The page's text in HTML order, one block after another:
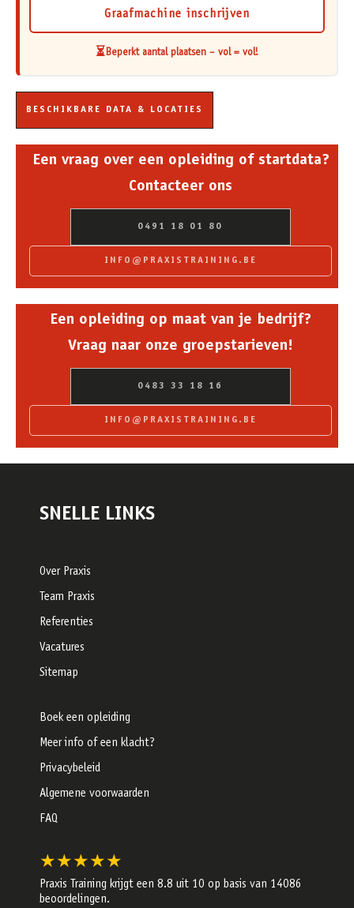
Graafmachine inschrijven
⏳ Beperkt aantal plaatsen – vol = vol!
BESCHIKBARE DATA & LOCATIES
Een vraag over een opleiding of startdata?
Contacteer ons
0491 18 01 80
INFO@PRAXISTRAINING.BE
Een opleiding op maat van je bedrijf?
Vraag naar onze groepstarieven!
0483 33 18 16
INFO@PRAXISTRAINING.BE
SNELLE LINKS
Over Praxis
Team Praxis
Referenties
Vacatures
Sitemap
Boek een opleiding
Meer info of een klacht?
Privacybeleid
Algemene voorwaarden
FAQ
★★★★★
Praxis Training krijgt een 8.8 uit 10 op basis van 14086
beoordelingen.